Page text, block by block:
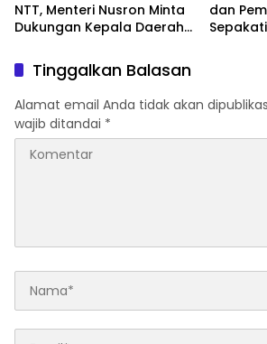
NTT, Menteri Nusron Minta
Dukungan Kepala Daerah
Layanan Pertanahan
dan
Tinggalkan Balasan
Alamat email Anda tidak akan
wajib ditandai *